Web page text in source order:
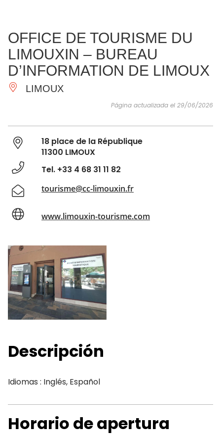
IMPRESCINDIBLES
HACER
INSPIRACIONES
OFFICE DE TOURISME DU
LIMOUXIN – BUREAU
D’INFORMATION DE LIMOUX
LIMOUX
Página actualizada el 29/06/2026
18 place de la République
11300 LIMOUX
Tel. +33 4 68 31 11 82
tourisme@cc-limouxin.fr
www.limouxin-tourisme.com
Descripción
Idiomas : Inglés, Español
Horario de apertura